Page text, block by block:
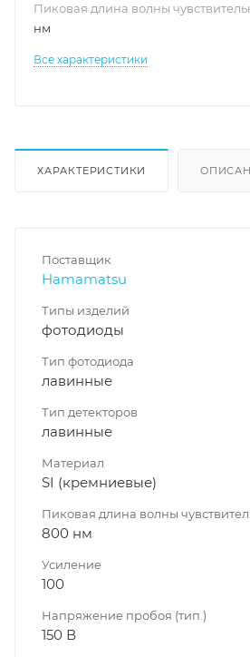
Пиковая длина волны
нм
Все характеристики
ХАРАКТЕРИСТИКИ
Поставщик
Hamamatsu
Типы изделий
фотодиоды
Тип фотодиода
лавинные
Тип детекторов
лавинные
Материал
SI (кремниевые)
Пиковая длина волны
800 нм
Усиление
100
Напряжение пробоя (тип.)
150 В